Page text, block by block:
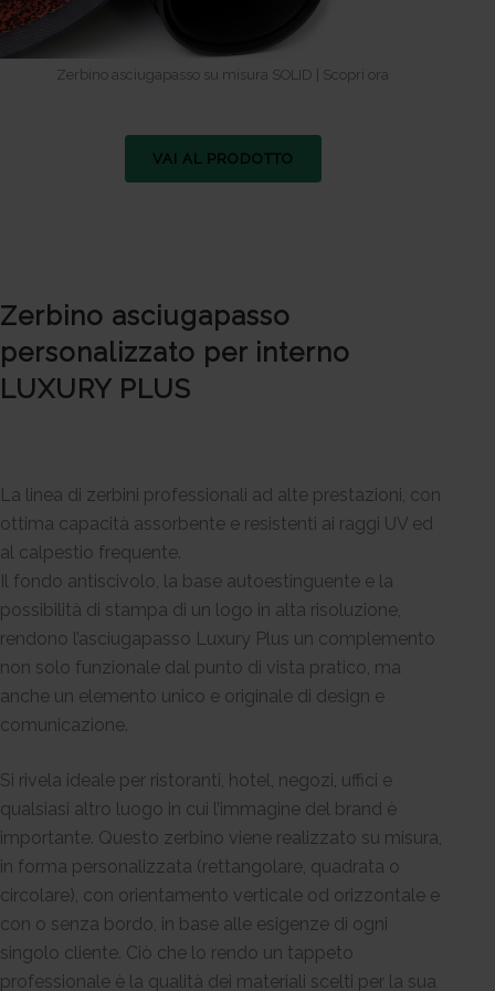
Zerbino asciugapasso su misura SOLID | Scopri ora
VAI AL PRODOTTO
Zerbino asciugapasso
personalizzato per interno
LUXURY PLUS
La linea di zerbini professionali ad alte prestazioni, con
ottima capacità assorbente e resistenti ai raggi UV ed
al calpestio frequente.
Il fondo antiscivolo, la base autoestinguente e la
possibilità di stampa di un logo in alta risoluzione,
rendono l’asciugapasso Luxury Plus un complemento
non solo funzionale dal punto di vista pratico, ma
anche un elemento unico e originale di design e
comunicazione.
Si rivela ideale per ristoranti, hotel, negozi, uffici e
qualsiasi altro luogo in cui l’immagine del brand è
importante. Questo zerbino viene realizzato su misura,
in forma personalizzata (rettangolare, quadrata o
circolare), con orientamento verticale od orizzontale e
con o senza bordo, in base alle esigenze di ogni
singolo cliente. Ciò che lo rendo un tappeto
professionale è la qualità dei materiali scelti per la sua